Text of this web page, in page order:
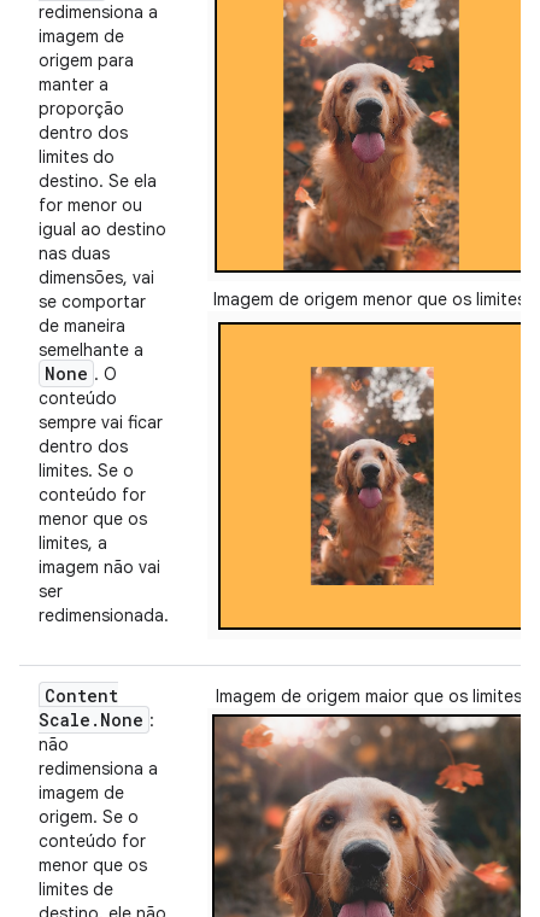
redimensiona a
imagem de
origem para
manter a
proporção
dentro dos
limites do
destino. Se ela
for menor ou
igual ao destino
nas duas
dimensões, vai
se comportar
de maneira
semelhante a
None . O
conteúdo
sempre vai ficar
dentro dos
limites. Se o
conteúdo for
menor que os
limites, a
imagem não vai
ser
redimensionada.
Imagem de origem menor que os limites:
Content
Scale . None :
não
redimensiona a
imagem de
origem. Se o
conteúdo for
menor que os
limites de
Imagem de origem maior que os limites: